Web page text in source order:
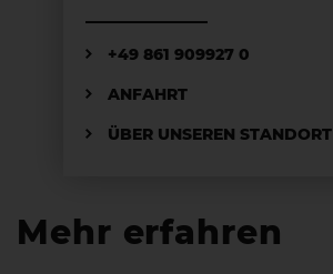
+49 861 909927 0
ANFAHRT
ÜBER UNSEREN STANDORT
Mehr erfahren